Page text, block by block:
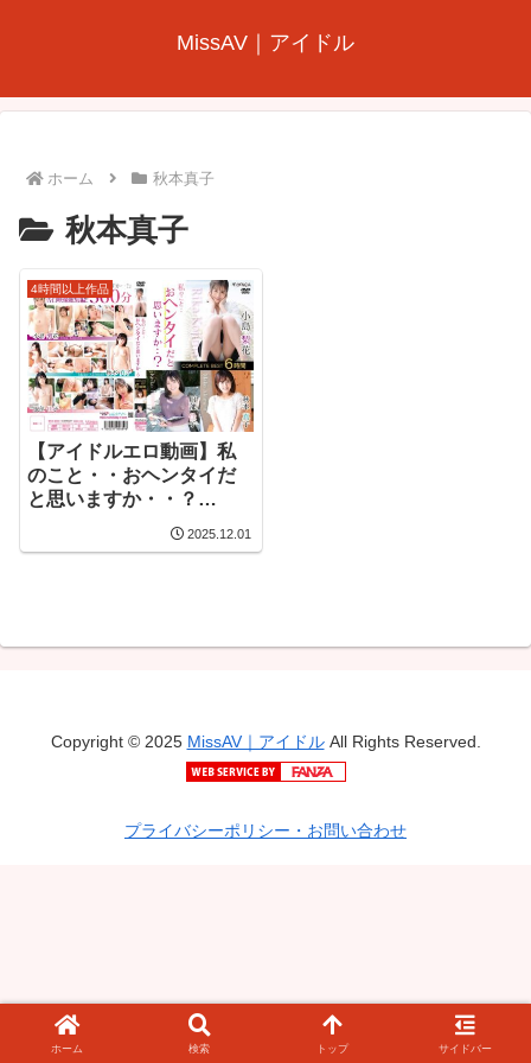
MissAV｜アイドル
ホーム 秋本真子
秋本真子
4時間以上作品
【アイドルエロ動画】私
のこと・・おヘンタイだ
と思いますか・・？
COMPLETE BEST6時間
Vol.1 服部佳子，小島梨
2025.12.01
Copyright © 2025 MissAV｜アイドルAll Rights Reserved.
プライバシーポリシー・お問い合わせ
ホーム 検索 トップ サイドバー